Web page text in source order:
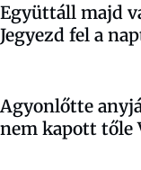
Együttáll majd
Jegyezd fel a
Agyonlőtte
nem kapott tőle